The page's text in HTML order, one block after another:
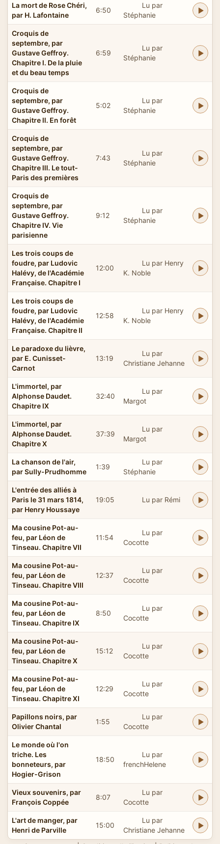
La mort de Rose Chéri,
par H. Lafontaine
6:50
Lu par
Stéphanie
Croquis de
septembre, par
Gustave Geffroy.
Chapitre I. De la pluie
et du beau temps
6:59
Lu par
Stéphanie
Croquis de
septembre, par
Gustave Geffroy.
Chapitre II. En forêt
5:02
Lu par
Stéphanie
Croquis de
septembre, par
Gustave Geffroy.
Chapitre III. Le tout-
Paris des premières
7:43
Lu par
Stéphanie
Croquis de
septembre, par
Gustave Geffroy.
Chapitre IV. Vie
parisienne
9:12
Lu par
Stéphanie
Les trois coups de
foudre, par Ludovic
Halévy, de l'Académie
Française. Chapitre I
12:00
Lu par Henry
K. Noble
Les trois coups de
foudre, par Ludovic
Halévy, de l'Académie
Française. Chapitre II
12:58
Lu par Henry
K. Noble
Le paradoxe du lièvre,
par E. Cunisset-
Carnot
13:19
Lu par
Christiane Jehanne
L'immortel, par
Alphonse Daudet.
Chapitre IX
32:40
Lu par
Margot
L'immortel, par
Alphonse Daudet.
Chapitre X
37:39
Lu par
Margot
La chanson de l'air,
par Sully-Prudhomme
1:39
Lu par
Stéphanie
L'entrée des alliés à
Paris le 31 mars 1814,
par Henry Houssaye
19:05 Lu par Rémi
Ma cousine Pot-au-
feu, par Léon de
Tinseau. Chapitre VII
11:54
Lu par
Cocotte
Ma cousine Pot-au-
feu, par Léon de
Tinseau. Chapitre VIII
12:37
Lu par
Cocotte
Ma cousine Pot-au-
feu, par Léon de
Tinseau. Chapitre IX
8:50
Lu par
Cocotte
Ma cousine Pot-au-
feu, par Léon de
Tinseau. Chapitre X
15:12
Lu par
Cocotte
Ma cousine Pot-au-
feu, par Léon de
Tinseau. Chapitre XI
12:29
Lu par
Cocotte
Papillons noirs, par
Olivier Chantal
1:55
Lu par
Cocotte
Le monde où l'on
triche. Les
bonneteurs, par
Hogier-Grison
18:50
Lu par
frenchHelene
Vieux souvenirs, par
François Coppée
8:07
Lu par
Cocotte
L'art de manger, par
Henri de Parville
15:00
Lu par
Christiane Jehanne